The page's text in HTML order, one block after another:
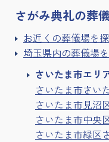
さがみ典礼の葬
お近くの葬儀場を
埼玉県内の葬儀場
さいたま市エリ
さいたま市さい
さいたま市見沼
さいたま市中央
さいたま市緑区